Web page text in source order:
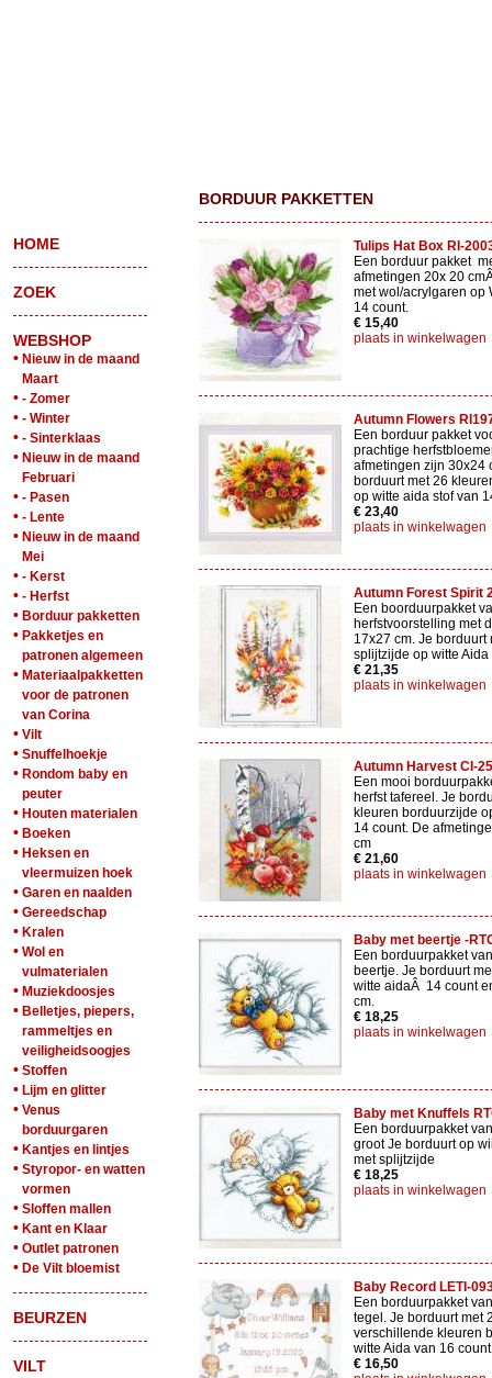
HOME
ZOEK
WEBSHOP
• Nieuw in de maand
Maart
• - Zomer
• - Winter
• - Sinterklaas
• Nieuw in de maand
Februari
• - Pasen
• - Lente
• Nieuw in de maand
Mei
• - Kerst
• - Herfst
• Borduur pakketten
• Pakketjes en
patronen algemeen
• Materiaalpakketten
voor de patronen
van Corina
• Vilt
• Snuffelhoekje
• Rondom baby en
peuter
• Houten materialen
• Boeken
• Heksen en
vleermuizen hoek
• Garen en naalden
• Gereedschap
• Kralen
• Wol en
vulmaterialen
• Muziekdoosjes
• Belletjes, piepers,
rammeltjes en
veiligheidsoogjes
• Stoffen
• Lijm en glitter
• Venus
borduurgaren
• Kantjes en lintjes
• Styropor- en watten
vormen
• Sloffen mallen
• Kant en Klaar
• Outlet patronen
• De Vilt bloemist
BEURZEN
VILT
BORDUUR PAKKETTEN
Tulips Hat Box RI-
Een borduur pakket
afmetingen 20x 20
met wol/acrylgaren op
14 count.
€ 15,40
plaats in winkelwagen
Autumn Flowers
Een borduur pakket
prachtige
afmetingen zijn 30x24
borduurt met 26
op witte aida stof van
€ 23,40
plaats in winkelwagen
Autumn Forest Spirit
Een boorduurpakket
herfstvoorstelling met
17x27 cm. Je borduurt
splijtzijde op witte Aida
€ 21,35
plaats in winkelwagen
Autumn Harvest CI-
Een mooi
herfst tafereel. Je
kleuren borduurzijde
14 count. De
cm
€ 21,60
plaats in winkelwagen
Baby met beertje -
Een borduurpakket
beertje. Je borduurt
witte aidaÂ 14 count
cm.
€ 18,25
plaats in winkelwagen
Baby met Knuffels
Een borduurpakket
groot Je borduurt op
met splijtzijde
€ 18,25
plaats in winkelwagen
Baby Record LETI-
Een borduurpakket
tegel. Je borduurt met
verschillende kleuren
witte Aida van 16 count
€ 16,50